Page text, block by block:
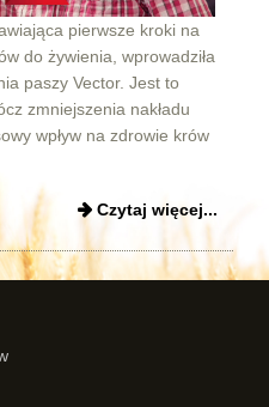
pierwsze kroki na
do żywienia, wprowadziła
paszy Vector. Jest to
zmniejszenia nakładu
wpływ na zdrowie krów
Czytaj więcej...